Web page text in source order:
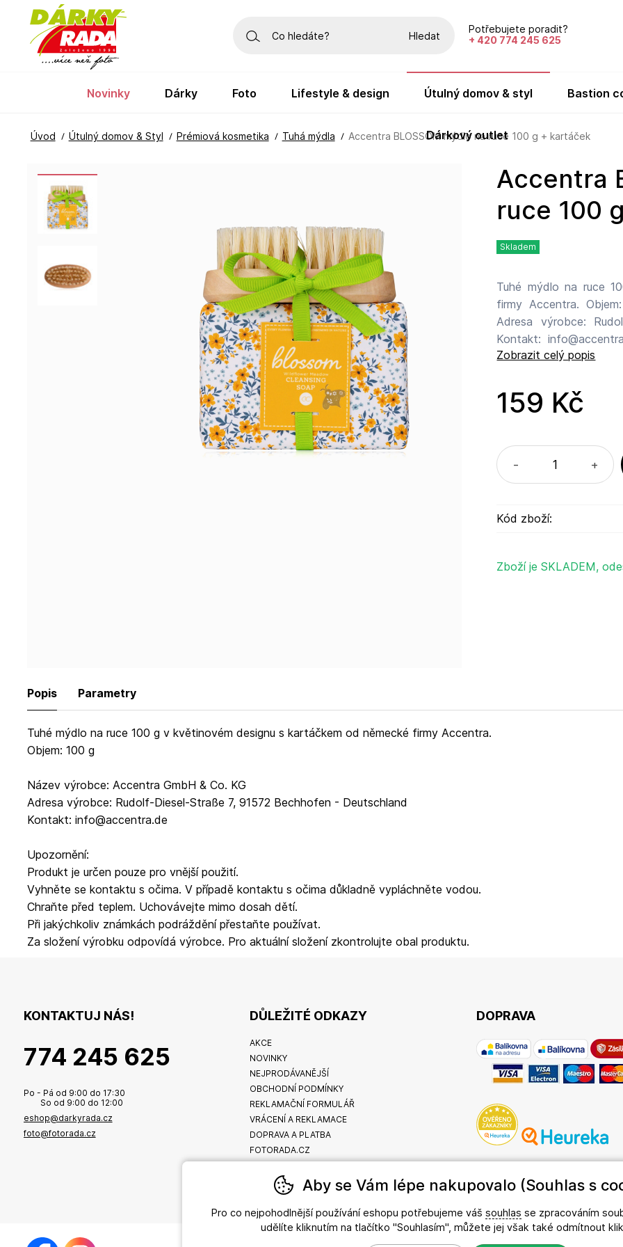
Accentra BLOSSOM mýdlo na
ruce 100
Skladem
Tuhé mýdlo na ruce
firmy Accentra. Objem: 100 g Název výrobce:
Adresa výrobce:
Kontakt: info@accentra.de Upozornění: Produkt je určen
použití. Vyhněte se
jakýchkoliv
odpovídá výrobce. Pro
Zobrazit celý popis
159 Kč
- +
Kód zboží:
Zboží je SKLADEM,
Popis Parametry
Tuhé mýdlo na ruce 100 g v květinovém designu s kartáčkem od německé firmy Accentra.
Objem: 100 g
Název výrobce: Accentra GmbH & Co. KG
Adresa výrobce: Rudolf-Diesel-Straße 7, 91572 Bechhofen - Deutschland
Kontakt: info@accentra.de
Upozornění:
Produkt je určen pouze pro vnější použití.
Vyhněte se kontaktu s očima. V případě kontaktu s očima důkladně vypláchněte vodou.
Chraňte před teplem. Uchovávejte mimo dosah dětí.
Při jakýchkoliv známkách podráždění přestaňte používat.
Za složení výrobku odpovídá výrobce. Pro aktuální složení zkontrolujte obal produktu.
Potřebujete poradit?
+ 420 774 245 625
Hledat
Úvod Útulný domov & Styl Prémiová kosmetika Tuhá mýdla Accentra BLOSSOM mýdlo na ruce 100 g + kartáček
novinky dárky foto lifestyle & design útulný domov & styl bastion
dárkový outlet
KONTAKTUJ NÁS!
774 245 625
Po - Pá od 9:00 do 17:30
So od 9:00 do 12:00
eshop@darkyrada.cz
foto@fotorada.cz
DŮLEŽITÉ ODKAZY
AKCE
NOVINKY
NEJPRODÁVANĚJŠÍ
OBCHODNÍ PODMÍNKY
REKLAMAČNÍ FORMULÁŘ
VRÁCENÍ A REKLAMACE
DOPRAVA A PLATBA
FOTORADA.CZ
DOPRAVA
Aby se Vám lépe nakupovalo (Souhlas s
Pro co nejpohodlnější používání eshopu potřebujeme váš souhlas se zpracováním
udělíte kliknutím na tlačítko "Souhlasím", můžete jej však také odmítnout